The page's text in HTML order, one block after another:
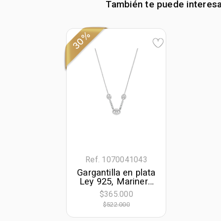
También te puede
30%
Ref. 1070041043
Gargantilla en plata
Ley 925, Marinero
boton, con
cristales, 42 cm.
de largo, 1 mm. de
ancho, de la
$365.000
$522.000